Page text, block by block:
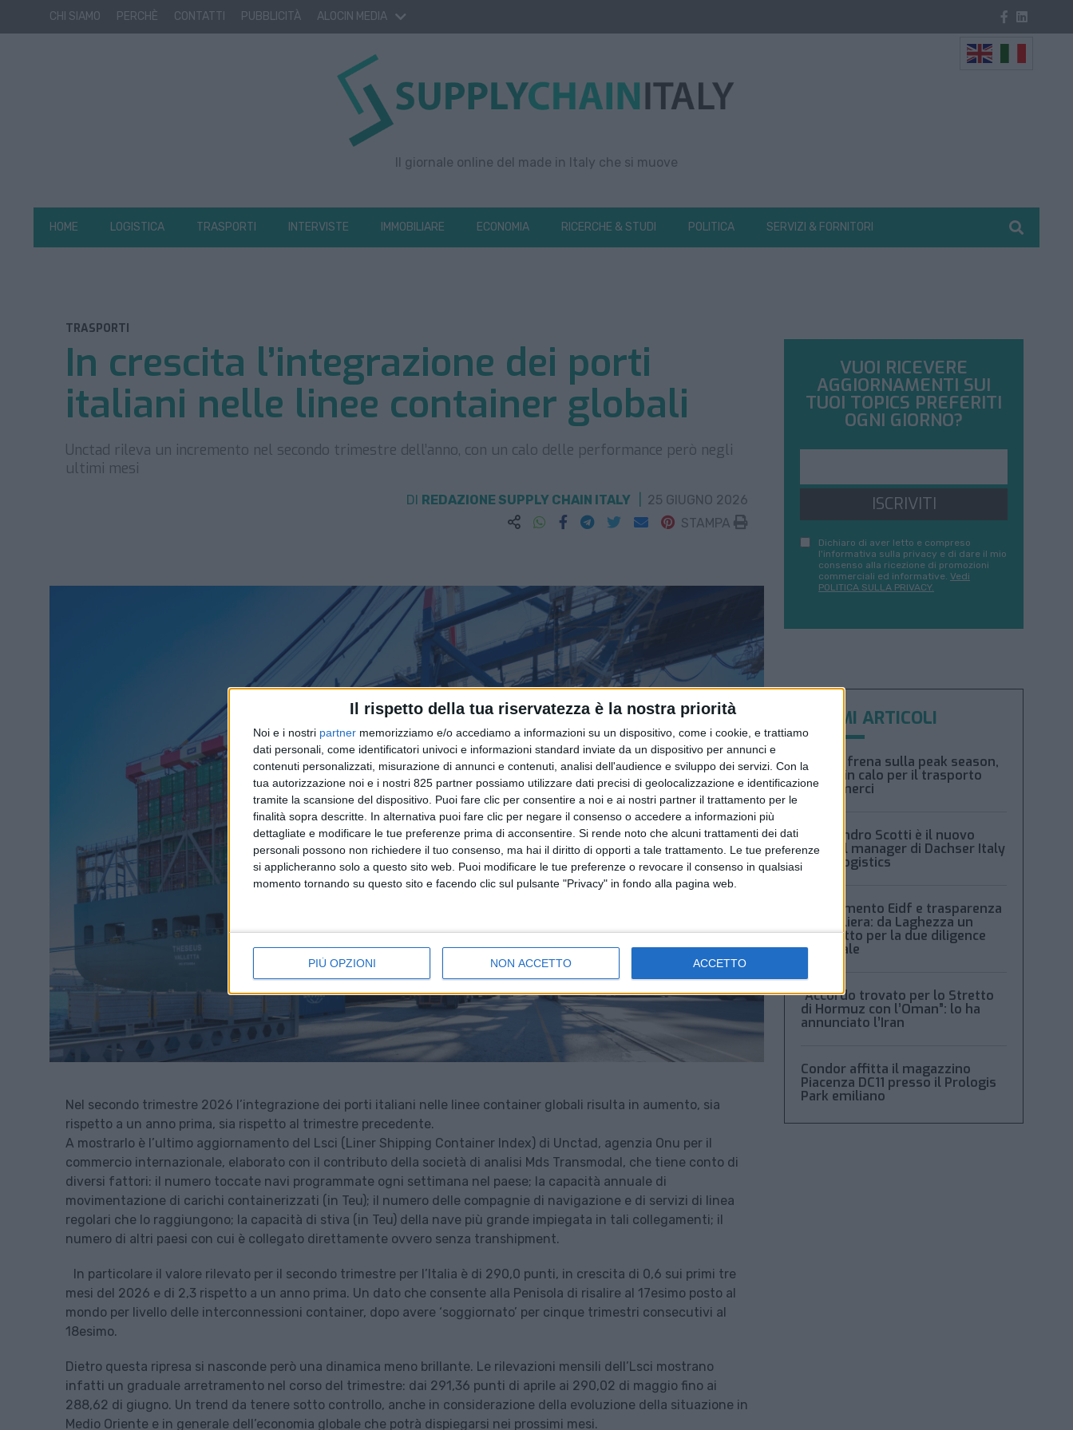
Il rispetto della tua riservatezza è la nostra priorità
Noi e i nostri partner memorizziamo e/o accediamo a informazioni su un dispositivo, come i cookie, e trattiamo
dati personali, come identificatori univoci e informazioni standard inviate da un dispositivo per annunci e
contenuti personalizzati, misurazione di annunci e contenuti, analisi dell'audience e sviluppo dei servizi. Con la
tua autorizzazione noi e i nostri 825 partner possiamo utilizzare dati precisi di geolocalizzazione e identificazione
tramite la scansione del dispositivo. Puoi fare clic per consentire a noi e ai nostri partner il trattamento per le
finalità sopra descritte. In alternativa puoi fare clic per negare il consenso o accedere a informazioni più
dettagliate e modificare le tue preferenze prima di acconsentire. Si rende noto che alcuni trattamenti dei dati
personali possono non richiedere il tuo consenso, ma hai il diritto di opporti a tale trattamento. Le tue preferenze
si applicheranno solo a questo sito web. Puoi modificare le tue preferenze o revocare il consenso in qualsiasi
momento tornando su questo sito e facendo clic sul pulsante "Privacy" in fondo alla pagina web.
PIÙ OPZIONI NON ACCETTO ACCETTO
CHI SIAMO PERCHÈ CONTATTI PUBBLICITÀ ALOCIN MEDIA
Il giornale online del made in Italy che si muove
HOME LOGISTICA TRASPORTI INTERVISTE IMMOBILIARE ECONOMIA RICERCHE & STUDI POLITICA SERVIZI & FORNITORI
TRASPORTI
In crescita l’integrazione dei porti
italiani nelle linee container globali
Unctad rileva un incremento nel secondo trimestre dell’anno, con un calo delle performance però negli
ultimi mesi
DI REDAZIONE SUPPLY CHAIN ITALY
25 GIUGNO 2026
STAMPA
Nel secondo trimestre 2026 l’integrazione dei porti italiani nelle linee container globali risulta in aumento, sia
rispetto a un anno prima, sia rispetto al trimestre precedente.
A mostrarlo è l’ultimo aggiornamento del Lsci (Liner Shipping Container Index) di Unctad, agenzia Onu per il
commercio internazionale, elaborato con il contributo della società di analisi Mds Transmodal, che tiene conto di
diversi fattori: il numero toccate navi programmate ogni settimana nel paese; la capacità annuale di
movimentazione di carichi containerizzati (in Teu); il numero delle compagnie di navigazione e di servizi di linea
regolari che lo raggiungono; la capacità di stiva (in Teu) della nave più grande impiegata in tali collegamenti; il
numero di altri paesi con cui è collegato direttamente ovvero senza transhipment.
In particolare il valore rilevato per il secondo trimestre per l’Italia è di 290,0 punti, in crescita di 0,6 sui primi tre
mesi del 2026 e di 2,3 rispetto a un anno prima. Un dato che consente alla Penisola di risalire al 17esimo posto al
mondo per livello delle interconnessioni container, dopo avere ‘soggiornato’ per cinque trimestri consecutivi al
18esimo.
Dietro questa ripresa si nasconde però una dinamica meno brillante. Le rilevazioni mensili dell’Lsci mostrano
infatti un graduale arretramento nel corso del trimestre: dai 291,36 punti di aprile ai 290,02 di maggio fino ai
288,62 di giugno. Un trend da tenere sotto controllo, anche in considerazione della evoluzione della situazione in
Medio Oriente e in generale dell’economia globale che potrà dispiegarsi nei prossimi mesi.
VUOI RICEVERE
AGGIORNAMENTI SUI
TUOI TOPICS PREFERITI
OGNI GIORNO?
ISCRIVITI
Dichiaro di aver letto e compreso
l'informativa sulla privacy e di dare il mio
consenso alla ricezione di promozioni
commerciali ed informative. Vedi
POLITICA SULLA PRIVACY.
ULTIMI ARTICOLI
Xeneta frena sulla peak season,
tariffe in calo per il trasporto
aereo merci
Alessandro Scotti è il nuovo
general manager di Dachser Italy
Food Logistics
Regolamento Eidf e trasparenza
della filiera: da Laghezza un
pacchetto per la due diligence
aziendale
“Accordo trovato per lo Stretto
di Hormuz con l’Oman”: lo ha
annunciato l’Iran
Condor affitta il magazzino
Piacenza DC11 presso il Prologis
Park emiliano